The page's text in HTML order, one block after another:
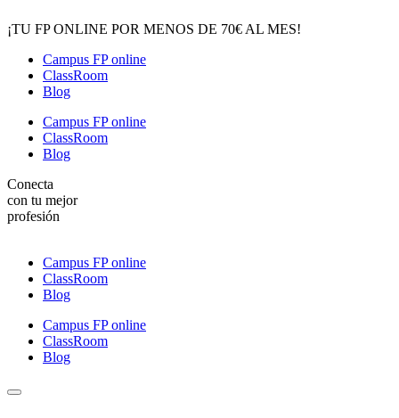
¡TU FP ONLINE POR MENOS DE 70€ AL MES!
Campus FP online
ClassRoom
Blog
Campus FP online
ClassRoom
Blog
Conecta
con tu mejor
profesión
Campus FP online
ClassRoom
Blog
Campus FP online
ClassRoom
Blog